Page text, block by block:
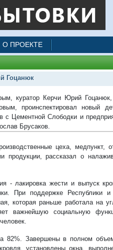
О ПРОЕКТЕ
Гоцанюк
куратор Керчи Юрий
проинспектировал новый
с Цементной Слободки и
Брусаков.
цеха, медпункт,
продукции, рассказал о
- лакировка жести и выпуск
При поддержке Республики и
которая раньше работала на
важнейшую социальную
82%. Завершены в полном
установлены окна,